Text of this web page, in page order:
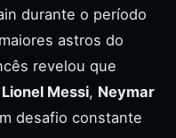
durante o período
astros do
revelou que
Lionel Messi, Neymar
desafio constante